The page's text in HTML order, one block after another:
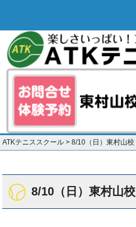
ATKテニススクール >8/10（日）東村山校
8/10（日）東村山校